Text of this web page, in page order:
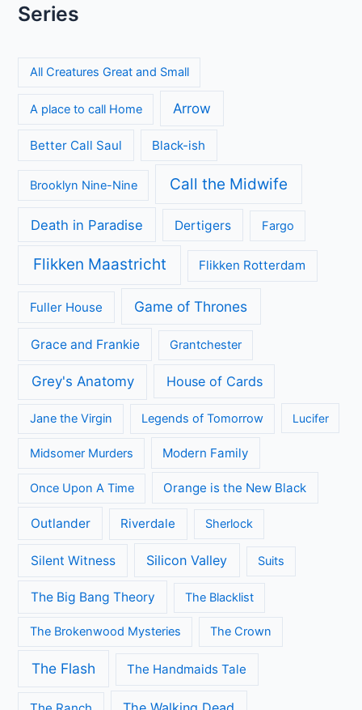
Series
All Creatures Great and Small
A place to call Home Arrow
Better Call Saul Black-ish
Brooklyn Nine-Nine Call the Midwife
Death in Paradise Dertigers Fargo
Flikken Maastricht Flikken Rotterdam
Fuller House Game of Thrones
Grace and Frankie Grantchester
Grey's Anatomy House of Cards
Jane the Virgin Legends of Tomorrow Lucifer
Midsomer Murders Modern Family
Once Upon A Time Orange is the New Black
Outlander Riverdale Sherlock
Silent Witness Silicon Valley Suits
The Big Bang Theory The Blacklist
The Brokenwood Mysteries The Crown
The Flash The Handmaids Tale